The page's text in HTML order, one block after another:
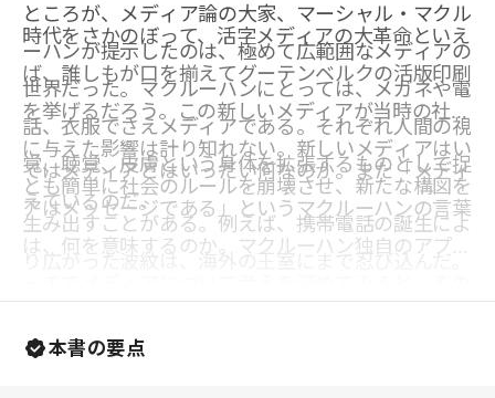
ところが、メディア論の大家、マーシャル・マクル
ーハンが提示したのは、極めて広範囲なメディアの
世界だった。マクルーハンにとっては、メガネや電
話、衣服でさえメディアである。それぞれ人間の視
覚、聴覚、皮膚という身体を拡張するものとして捉
えているのだ。
時代をさかのぼって、活字メディアの大革命といえ
ば、誰しもが口を揃えてグーテンベルクの活版印刷
を挙げるだろう。この新しいメディアが当時の社会
に与えた影響は計り知れない。新しいメディアはい
とも簡単に社会のルールを崩壊させ、新たな構図を
生み出すことがある。例えば、携帯電話の誕生によ
新しいメディアの誕生が貴族社会を成立させている
ルール、ひいては権威すらも危うくさせていく
ではメディアとはいったい何なのか。また「メディ
アはメッセージである」というマクルーハンの言葉
は、何を意味するのか。マクルーハン独自のアプロ
トラーがあれだけ大きな支持を得たのかを、メディ
本書の要点